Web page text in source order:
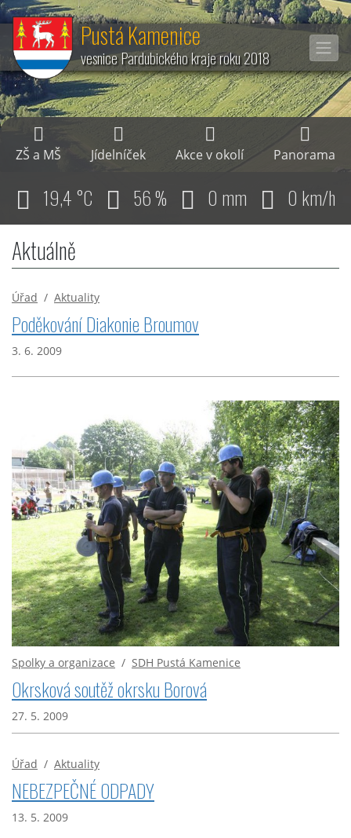
Pustá Kamenice
vesnice Pardubického kraje roku 2018
ZŠ a MŠ Jídelníček Akce v okolí Panorama
19,4 °C 56 % 0 mm 0 km/h
Aktuálně
Úřad / Aktuality
Poděkování Diakonie Broumov
3. 6. 2009
Spolky a organizace / SDH Pustá Kamenice
Okrsková soutěž okrsku Borová
27. 5. 2009
Úřad / Aktuality
NEBEZPEČNÉ ODPADY
13. 5. 2009